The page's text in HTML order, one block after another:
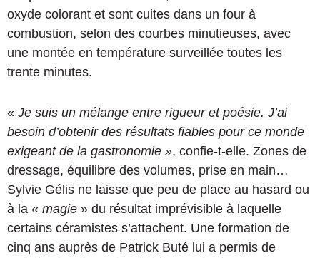
oxyde colorant et sont cuites dans un four à
combustion, selon des courbes minutieuses, avec
une montée en température surveillée toutes les
trente minutes.
« Je suis un mélange entre rigueur et poésie. J’ai
besoin d’obtenir des résultats fiables pour ce monde
exigeant de la gastronomie », confie-t-elle. Zones de
dressage, équilibre des volumes, prise en main…
Sylvie Gélis ne laisse que peu de place au hasard ou
à la « magie » du résultat imprévisible à laquelle
certains céramistes s’attachent. Une formation de
cinq ans auprès de Patrick Buté lui a permis de